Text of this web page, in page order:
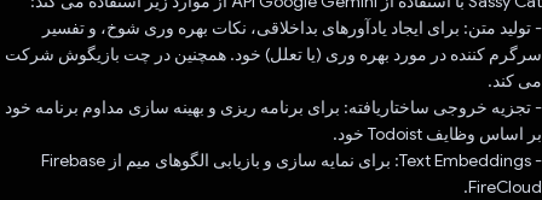
- تولید متن: برای ایجاد یادآورهای بداخلاقی، نکات بهره وری شوخ، و تفسیر
سرگرم کننده در مورد بهره وری (یا تعلل) خود. همچنین در چت بازیگوش شرکت
می کند.
- تجزیه خروجی ساختاریافته: برای برنامه ریزی و بهینه سازی مداوم برنامه خود
بر اساس وظایف Todoist خود.
- Text Embeddings: برای نمایه سازی و بازیابی الگوهای میم از Firebase
FireCloud.